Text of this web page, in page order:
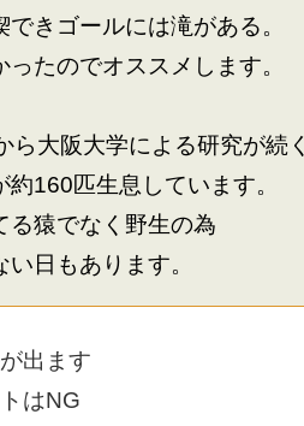
できゴールには滝がある。
ったのでオススメします。
ら大阪大学による研究が続く
約160匹生息しています。
る猿でなく野生の為
い日もあります。
出ます
はNG